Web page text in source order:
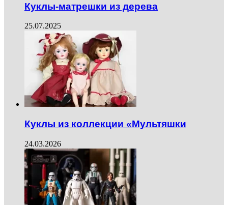
Куклы-матрешки из дерева
25.07.2025
Куклы из коллекции «Мультяшки
24.03.2026